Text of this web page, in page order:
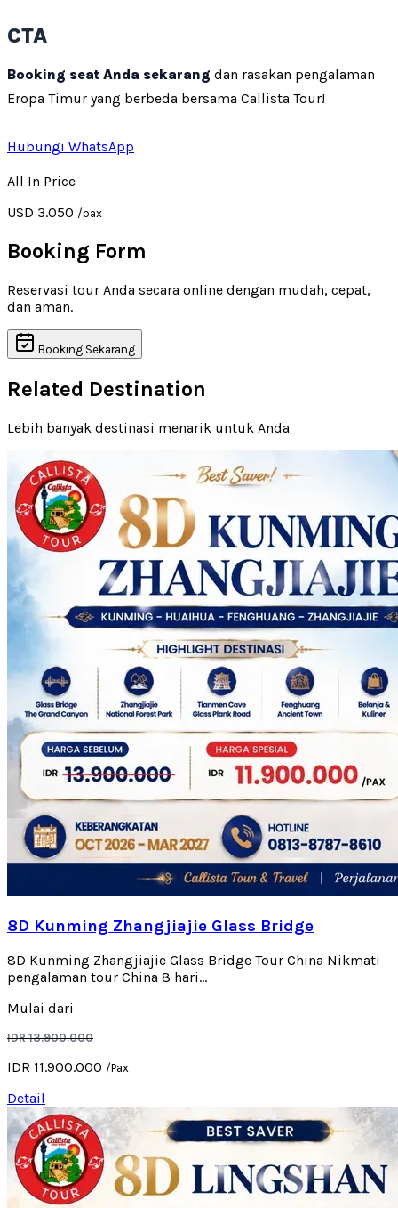
CTA
Booking seat Anda sekarang dan rasakan pengalaman
Eropa Timur yang berbeda bersama Callista Tour!
Hubungi WhatsApp
All In Price
USD 3.050 /pax
Booking Form
Reservasi tour Anda secara online dengan mudah, cepat,
dan aman.
Booking Sekarang
Related Destination
Lebih banyak destinasi menarik untuk Anda
8D Kunming Zhangjiajie Glass Bridge
8D Kunming Zhangjiajie Glass Bridge Tour China Nikmati
pengalaman tour China 8 hari...
Mulai dari
IDR 13.900.000
IDR 11.900.000 /Pax
Detail